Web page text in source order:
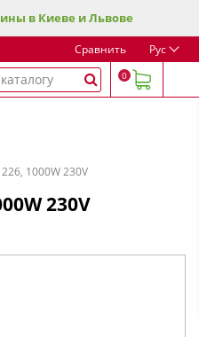
в Киеве и Львове
Сравнить Рус
0
1000W 230V
230V